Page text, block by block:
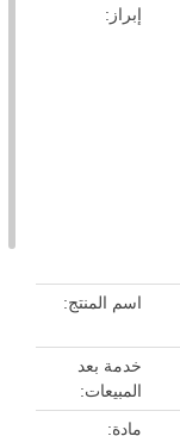
إبراز
اسم المنتج
خدمة بعد
المبيعات
مادة